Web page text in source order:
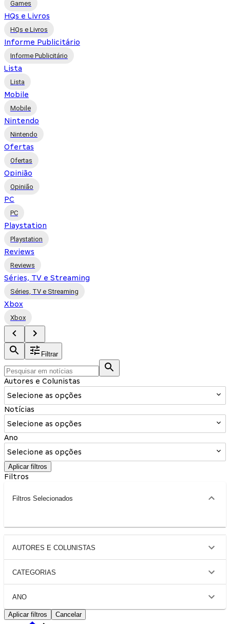
Games
HQs e Livros
HQs e Livros
Informe Publicitário
Informe Publicitário
Lista
Lista
Mobile
Mobile
Nintendo
Nintendo
Ofertas
Ofertas
Opinião
Opinião
PC
PC
Playstation
Playstation
Reviews
Reviews
Séries, TV e Streaming
Séries, TV e Streaming
Xbox
Xbox
Filtrar
Autores e Colunistas
Selecione as opções
Notícias
Selecione as opções
Ano
Selecione as opções
Aplicar filtros
Filtros
Filtros Selecionados
AUTORES E COLUNISTAS
CATEGORIAS
ANO
Aplicar filtros Cancelar